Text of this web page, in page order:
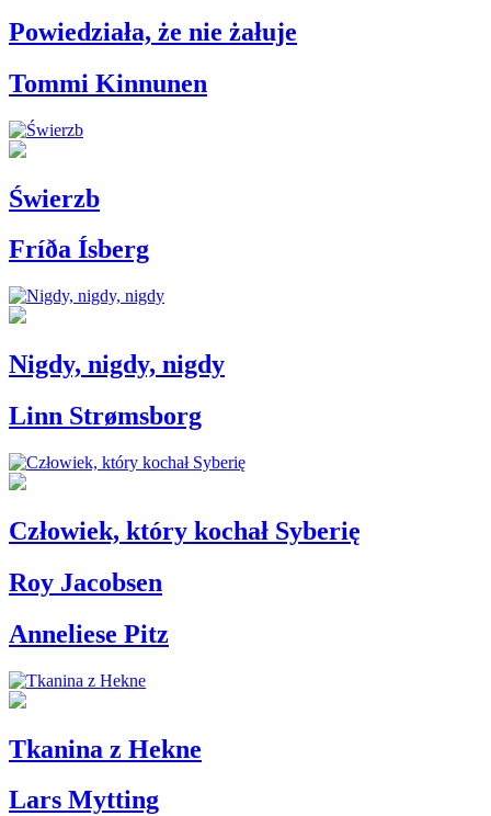
Powiedziała, że nie żałuje
Tommi Kinnunen
Świerzb
Fríða Ísberg
Nigdy, nigdy, nigdy
Linn Strømsborg
Człowiek, który kochał Syberię
Roy Jacobsen
Anneliese Pitz
Tkanina z Hekne
Lars Mytting